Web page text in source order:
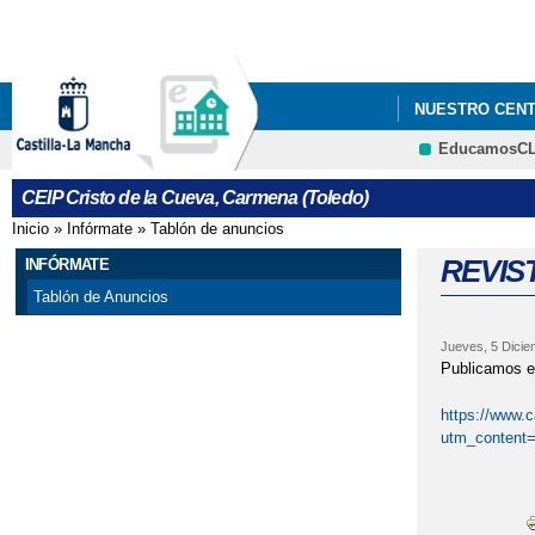
NUESTRO
PLAN DIGITAL
CEIP Cristo de la Cueva, Carmena (Toledo)
Se encuentra usted aquí
Inicio » Infórmate » Tablón de anuncios
INFÓRMATE
Tablón de Anuncios
Jueves, 5
Publicamos
https://